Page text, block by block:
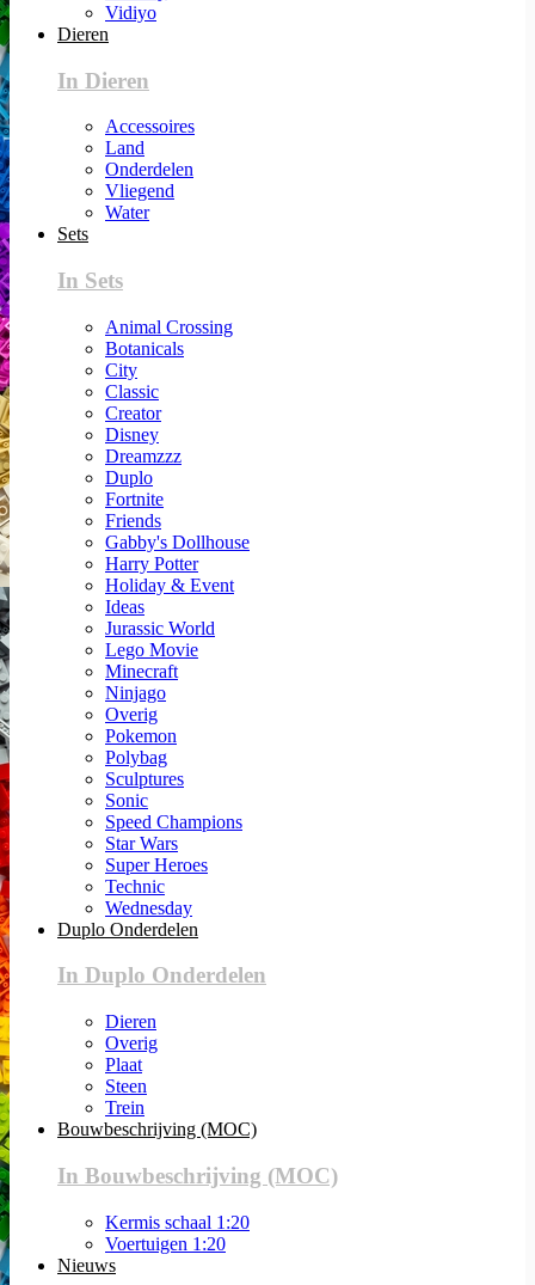
Vidiyo
Dieren
In Dieren
Accessoires
Land
Onderdelen
Vliegend
Water
Sets
In Sets
Animal Crossing
Botanicals
City
Classic
Creator
Disney
Dreamzzz
Duplo
Fortnite
Friends
Gabby's Dollhouse
Harry Potter
Holiday & Event
Ideas
Jurassic World
Lego Movie
Minecraft
Ninjago
Overig
Pokemon
Polybag
Sculptures
Sonic
Speed Champions
Star Wars
Super Heroes
Technic
Wednesday
Duplo Onderdelen
In Duplo Onderdelen
Dieren
Overig
Plaat
Steen
Trein
Bouwbeschrijving (MOC)
In Bouwbeschrijving (MOC)
Kermis schaal 1:20
Voertuigen 1:20
Nieuws